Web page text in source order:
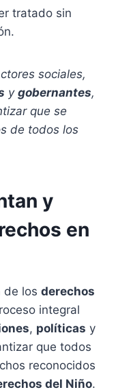
tratado sin
sociales,
y gobernantes,
que se
de todos los
y
en
de los derechos
integral
, políticas y
que todos
reconocidos
del Niño.